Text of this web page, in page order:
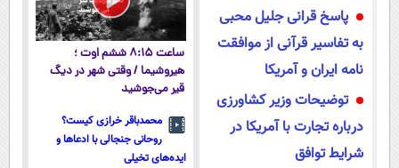
پاسخ قرانی جلیل محبی
به تفاسیر قرآنی از موافقت
نامه ایران و آمریکا
توضیحات وزیر کشاورزی
درباره تجارت با آمریکا در
شرایط توافق
ساعت ۸:۱۵ ششم اوت ؛
هیروشیما / وقتی شهر در دیگ
قیر می‌جوشید
محمدباقر خرازی کیست؟
روحانی جنجالی با ادعاها و
ایده‌های تخیلی